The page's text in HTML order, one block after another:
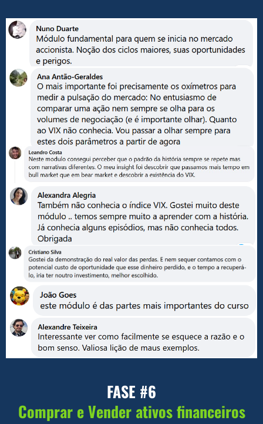
FASE #6
Comprar e Vender ativos financeiros